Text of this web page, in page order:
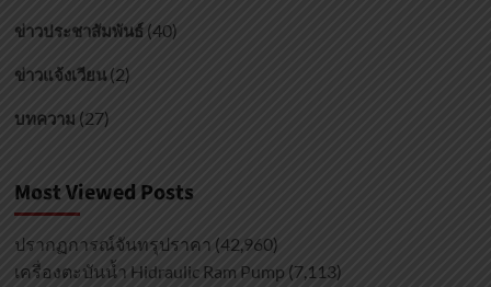
ข่าวประชาสัมพันธ์(40)
ข่าวแจ้งเวียน(2)
บทความ (27)
Most Viewed Posts
ปรากฏการณ์จันทรุปราคา (42,960)
เครื่องตะบันน้ำ Hidraulic Ram Pump (7,113)